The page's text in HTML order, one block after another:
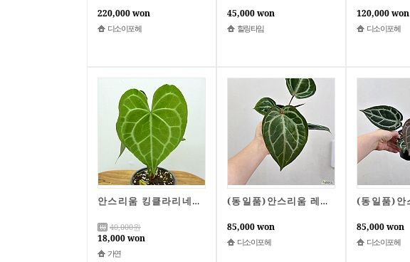
220,000 won
디소이포헤
45,000 won
힐링타임
120,000 won
디소이포헤
안스리움 킹클라리네비움,시들링개체B4451-동일품배송,높이 27cm,너비 15cm,구엽 한장 스크래치있습니다.
40,000원
18,000 won
가연
(동일품)안스리움 레드크리스탈리넘미쉘 x 미쉘자라 2번
85,000 won
디소이포헤
85,000 won
디소이포헤